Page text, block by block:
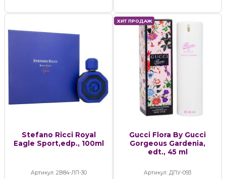
Stefano Ricci Royal
Eagle Sport,edp., 100ml
Артикул: 2В84-ЛП-30
ХИТ ПРОДАЖ
Gucci Flora By Gucci
Gorgeous Gardenia,
edt., 45 ml
Артикул: ДПУ-093